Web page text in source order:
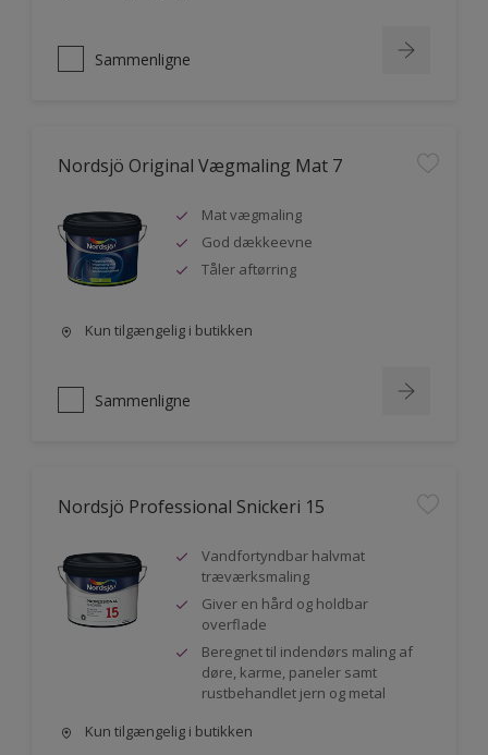
Sammenligne
Nordsjö Original Vægmaling Mat 7
Mat vægmaling
God dækkeevne
Tåler aftørring
Kun tilgængelig i butikken
Sammenligne
Nordsjö Professional Snickeri 15
Vandfortyndbar halvmat
træværksmaling
Giver en hård og holdbar
overflade
Beregnet til indendørs maling af
døre, karme, paneler samt
rustbehandlet jern og metal
Kun tilgængelig i butikken